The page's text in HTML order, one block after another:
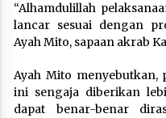
“Alhamdulillah
lancar sesuai dengan
Ayah Mito, sapaan akrab
Ayah Mito
ini sengaja diberikan
dapat benar-benar